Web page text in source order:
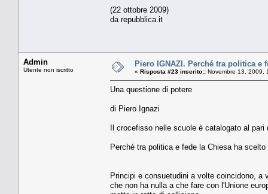
(22 ottobre 2009)
da repubblica.it
Admin
Utente non iscritto
Piero IGNAZI. Perché tra politica e
« Risposta #23 inserito:: Novembre 13, 2009,
Una questione di potere
di Piero Ignazi
Il crocefisso nelle scuole è catalogato al
Perché tra politica e fede la Chiesa ha
Principi e consuetudini a volte coincidono, a
che non ha nulla a che fare con l'Unione